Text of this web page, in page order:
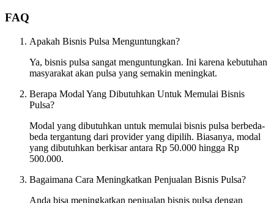
FAQ
Apakah Bisnis Pulsa Menguntungkan?
Ya, bisnis pulsa sangat menguntungkan. Ini karena kebutuhan
masyarakat akan pulsa yang semakin meningkat.
Berapa Modal Yang Dibutuhkan Untuk Memulai Bisnis
Pulsa?
Modal yang dibutuhkan untuk memulai bisnis pulsa berbeda-
beda tergantung dari provider yang dipilih. Biasanya, modal
yang dibutuhkan berkisar antara Rp 50.000 hingga Rp
500.000.
Bagaimana Cara Meningkatkan Penjualan Bisnis Pulsa?
Anda bisa meningkatkan penjualan bisnis pulsa dengan